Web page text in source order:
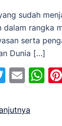
sudah
dalam rangka
serta
Dunia […]
Twitter